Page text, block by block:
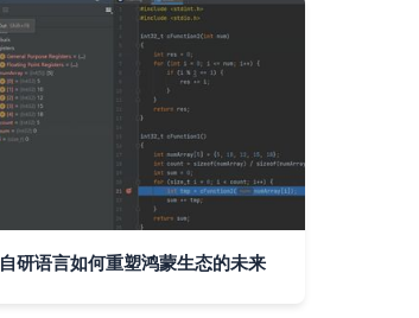
研语言如何重塑鸿蒙生态的未来